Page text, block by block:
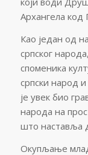
Архангела код
Као један од
српског
споменика
српски народ
је увек био
народа на
што наставља
Окупљање